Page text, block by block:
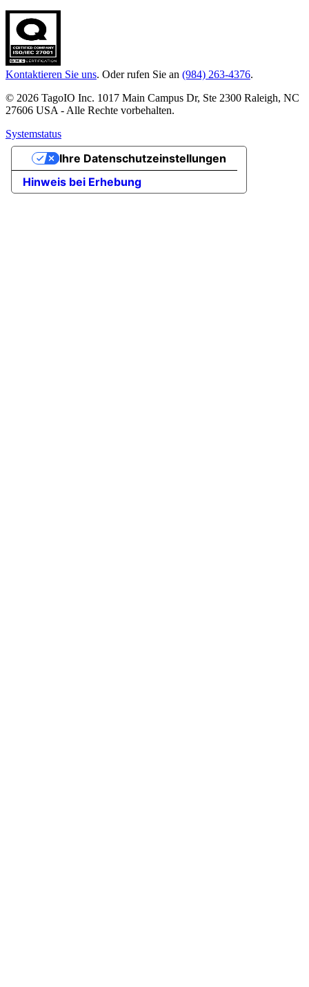
Kontaktieren Sie uns. Oder rufen Sie an (984) 263-4376.
© 2026 TagoIO Inc. 1017 Main Campus Dr, Ste 2300 Raleigh, NC
27606 USA - Alle Rechte vorbehalten.
Systemstatus
Hinweis bei Erhebung
Ihre Datenschutzeinstellungen